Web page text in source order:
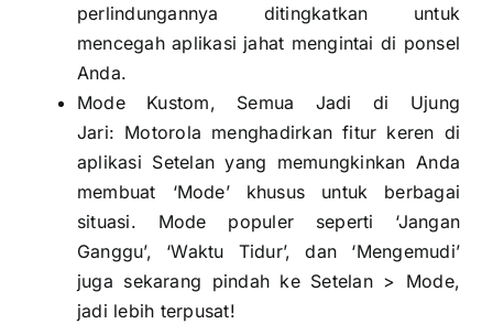
perlindungannya ditingkatkan untuk
mencegah aplikasi jahat mengintai di ponsel
Anda.
Mode Kustom, Semua Jadi di Ujung
Jari: Motorola menghadirkan fitur keren di
aplikasi Setelan yang memungkinkan Anda
membuat ‘Mode’ khusus untuk berbagai
situasi. Mode populer seperti ‘Jangan
Ganggu’, ‘Waktu Tidur’, dan ‘Mengemudi’
juga sekarang pindah ke Setelan > Mode,
jadi lebih terpusat!